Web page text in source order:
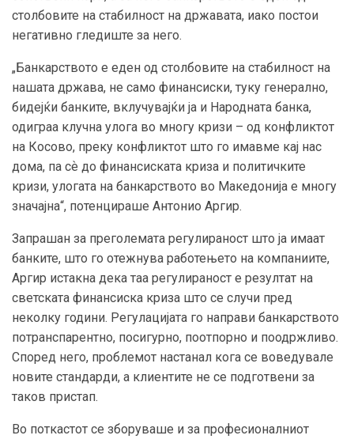
столбовите на стабилност на државата, иако постои
негативно гледиште за него.
„Банкарството е еден од столбовите на стабилност на
нашата држава, не само финансиски, туку генерално,
бидејќи банките, вклучувајќи ја и Народната банка,
одиграа клучна улога во многу кризи – од конфликтот
на Косово, преку конфликтот што го имавме кај нас
дома, па сѐ до финансиската криза и политичките
кризи, улогата на банкарството во Македонија е многу
значајна“, потенцираше Антонио Аргир.
Запрашан за преголемата регулираност што ја имаат
банките, што го отежнува работењето на компаниите,
Аргир истакна дека таа регулираност е резултат на
светската финансиска криза што се случи пред
неколку години. Регулацијата го направи банкарството
потранспарентно, посигурно, поотпорно и поодржливо.
Според него, проблемот настанал кога се воведувале
новите стандарди, а клиентите не се подготвени за
таков пристап.
Во поткастот се зборуваше и за професионалниот